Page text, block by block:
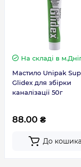
На складі в
Мастило Unipak
Glidex для збірки
каналізації 50г
88.00 ₴
До кошика